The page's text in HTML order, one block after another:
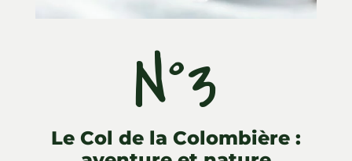
N°3
Le Col de la Colombière :